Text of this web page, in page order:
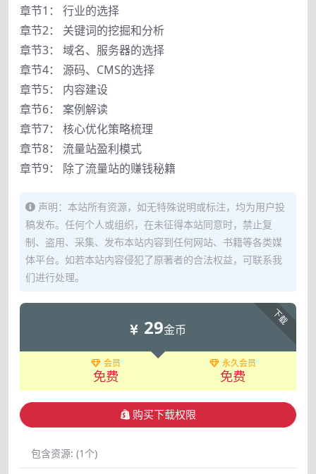
章节1： 行业的选择
章节2： 关键词的挖掘和分析
章节3： 域名、服务器的选择
章节4： 源码、CMS的选择
章节5： 内容建设
章节6： 案例解读
章节7： 核心优化策略梳理
章节8： 流量站盈利模式
章节9： 除了流量站的赚钱秘籍
声明：本站所有资源，如无特殊说明或标注，均为用户投
稿发布。任何个人或组织，在未征得本站同意时，禁止复
制、盗用、采集、发布本站内容到任何网站、书籍等各类媒
体平台。如若本站内容侵犯了原著者的合法权益，可联系我
们进行处理。
下载
29金币
会员
免费
永久会员
免费
购买下载权限
包含资源: (1个)